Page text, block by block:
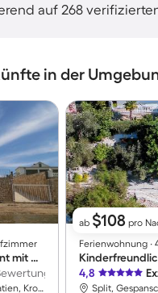
auf 268
in der
Familienorientiertes Apartment mit Garten und Grill | Meerblick | Neben dem Strand
Split, Gespanschaft Split-Dalmatien, Kroatien
ab $108 pro
Ferienwohnung ∙
4,8